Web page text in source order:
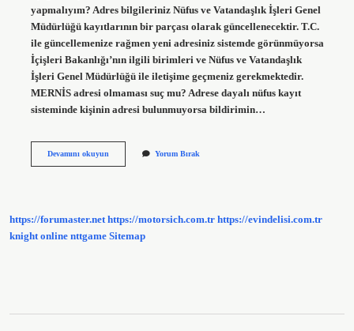
yapmalıyım? Adres bilgileriniz Nüfus ve Vatandaşlık İşleri Genel
Müdürlüğü kayıtlarının bir parçası olarak güncellenecektir. T.C.
ile güncellemenize rağmen yeni adresiniz sistemde görünmüyorsa
İçişleri Bakanlığı’nın ilgili birimleri ve Nüfus ve Vatandaşlık
İşleri Genel Müdürlüğü ile iletişime geçmeniz gerekmektedir.
MERNİS adresi olmaması suç mu? Adrese dayalı nüfus kayıt
sisteminde kişinin adresi bulunmuyorsa bildirimin…
Devamını okuyunMerni̇S
Yorum Bırak
https://forumaster.net https://motorsich.com.tr https://evindelisi.com.tr
knight online nttgame Sitemap